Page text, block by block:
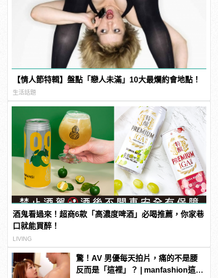
【情人節特輯】盤點「戀人未滿」10大最爛約會地點！
生活話題
酒鬼看過來！超商6款「高濃度啤酒」必喝推薦，你家巷
口就能買醉！
LIVING
驚！AV 男優每天拍片，痛的不是腰
反而是「這裡」？ | manfashion這樣